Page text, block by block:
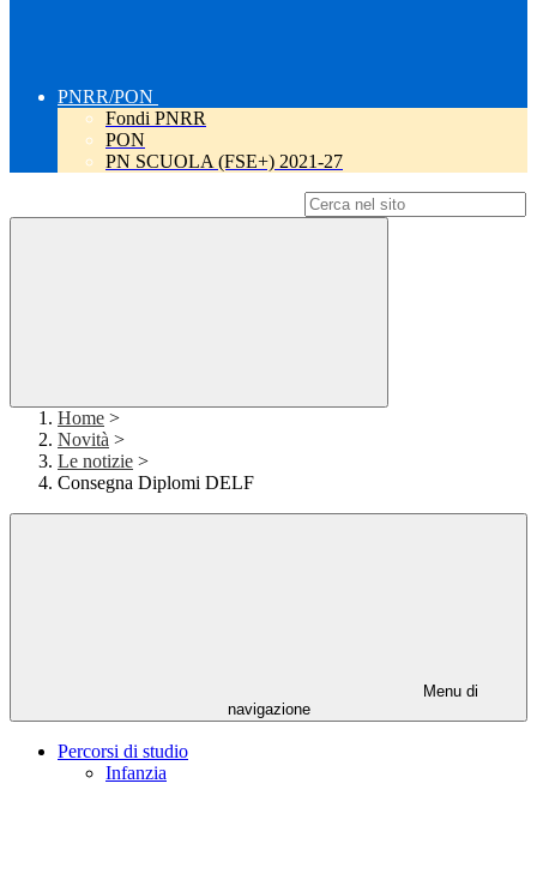
PNRR/PON
Fondi PNRR
PON
PN SCUOLA (FSE+) 2021-27
Home >
Novità >
Le notizie >
Consegna Diplomi DELF
Menu di
navigazione
Percorsi di studio
Infanzia